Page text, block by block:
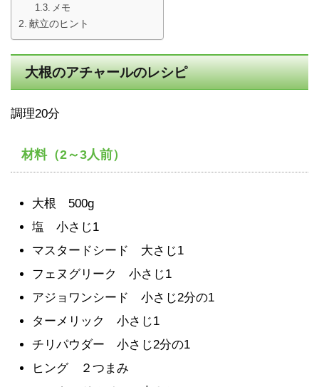
メモ
献立のヒント
大根のアチャールのレシピ
調理20分
材料（2～3人前）
大根 500g
塩 小さじ1
マスタードシード 大さじ1
フェヌグリーク 小さじ1
アジョワンシード 小さじ2分の1
ターメリック 小さじ1
チリパウダー 小さじ2分の1
ヒング ２つまみ